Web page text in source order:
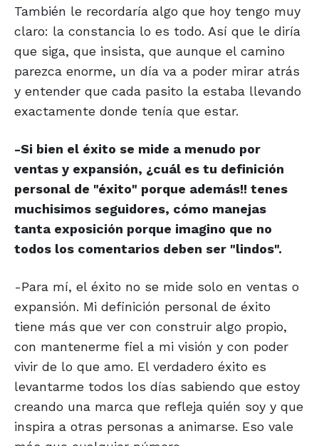
También le recordaría algo que hoy tengo muy
claro: la constancia lo es todo. Así que le diría
que siga, que insista, que aunque el camino
parezca enorme, un día va a poder mirar atrás
y entender que cada pasito la estaba llevando
exactamente donde tenía que estar.
-Si bien el éxito se mide a menudo por
ventas y expansión, ¿cuál es tu definición
personal de "éxito" porque además!! tenes
muchisimos seguidores, cómo manejas
tanta exposición porque imagino que no
todos los comentarios deben ser "lindos".
-Para mí, el éxito no se mide solo en ventas o
expansión. Mi definición personal de éxito
tiene más que ver con construir algo propio,
con mantenerme fiel a mi visión y con poder
vivir de lo que amo. El verdadero éxito es
levantarme todos los días sabiendo que estoy
creando una marca que refleja quién soy y que
inspira a otras personas a animarse. Eso vale